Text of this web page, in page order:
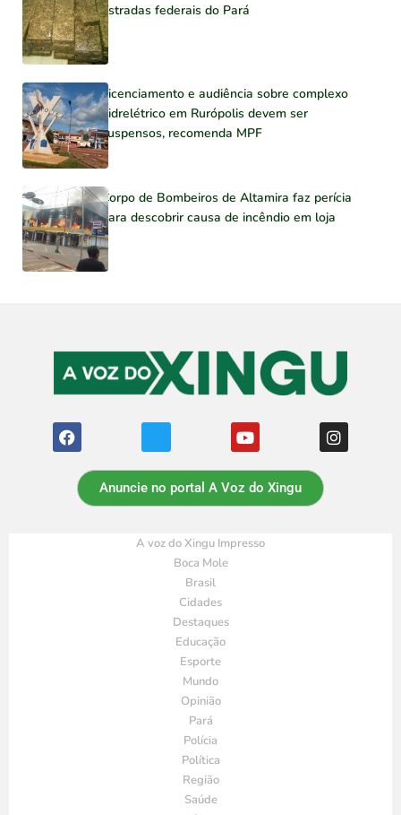
estradas federais do Pará
Licenciamento e audiência sobre complexo
hidrelétrico em Rurópolis devem ser
suspensos, recomenda MPF
Corpo de Bombeiros de Altamira faz perícia
para descobrir causa de incêndio em loja
Anuncie no portal A Voz do Xingu
A voz do Xingu Impresso
Boca Mole
Brasil
Cidades
Destaques
Educação
Esporte
Mundo
Opinião
Pará
Polícia
Política
Região
Saúde